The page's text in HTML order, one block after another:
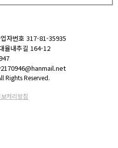
자번호 317-81-35935
율내추길 164-12
Rights Reserved.
처리방침